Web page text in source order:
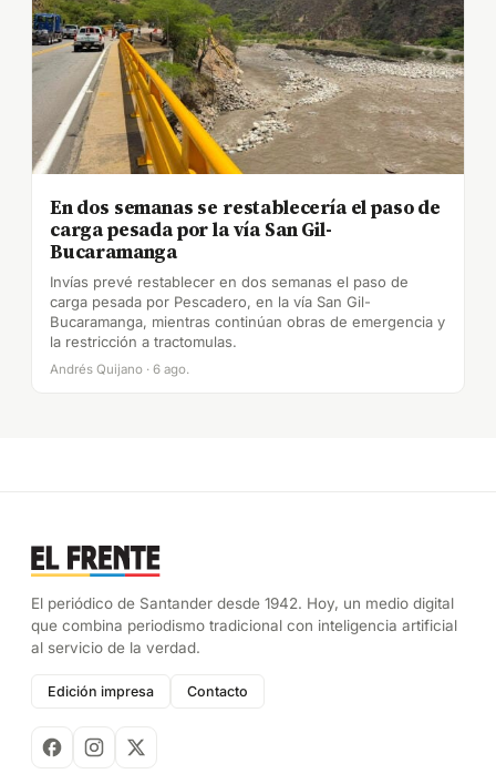
En dos semanas se restablecería el paso de
carga pesada por la vía San Gil-
Bucaramanga
Invías prevé restablecer en dos semanas el paso de
carga pesada por Pescadero, en la vía San Gil-
Bucaramanga, mientras continúan obras de emergencia y
la restricción a tractomulas.
Andrés Quijano · 6 ago.
El periódico de Santander desde 1942. Hoy, un medio digital
que combina periodismo tradicional con inteligencia artificial
al servicio de la verdad.
Edición impresa Contacto